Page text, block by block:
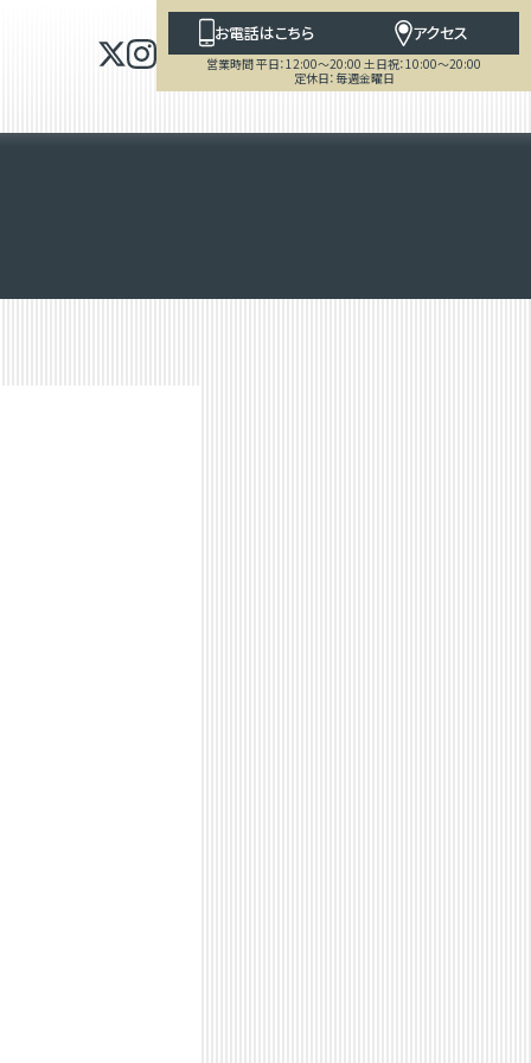
お電話はこちら アクセス
営業時間 平日：12:00～20:00 土日祝：10:00～20:00
定休日：毎週金曜日